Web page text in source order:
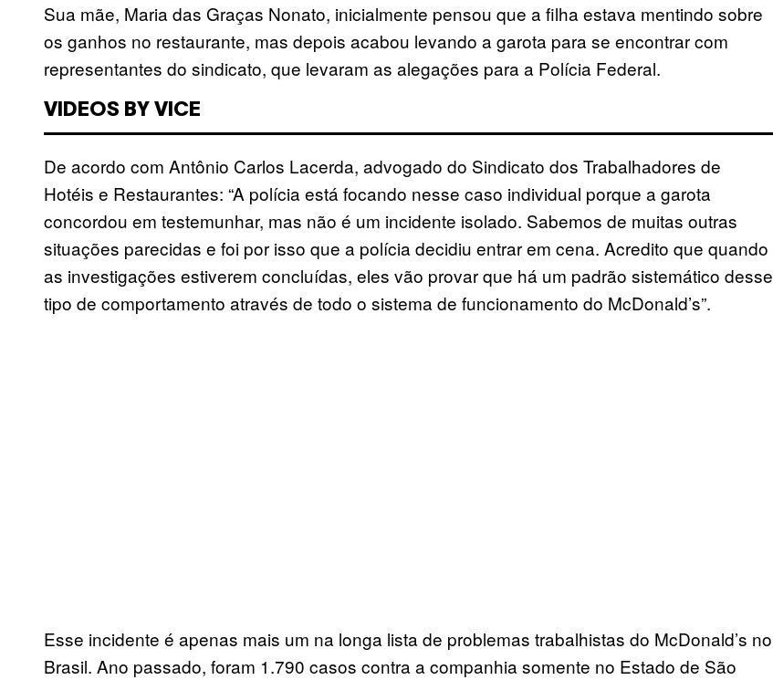
Sua mãe, Maria das Graças Nonato, inicialmente pensou que a filha estava mentindo sobre
os ganhos no restaurante, mas depois acabou levando a garota para se encontrar com
representantes do sindicato, que levaram as alegações para a Polícia Federal.
VIDEOS BY VICE
De acordo com Antônio Carlos Lacerda, advogado do Sindicato dos Trabalhadores de
Hotéis e Restaurantes: “A polícia está focando nesse caso individual porque a garota
concordou em testemunhar, mas não é um incidente isolado. Sabemos de muitas outras
situações parecidas e foi por isso que a polícia decidiu entrar em cena. Acredito que quando
as investigações estiverem concluídas, eles vão provar que há um padrão sistemático desse
tipo de comportamento através de todo o sistema de funcionamento do McDonald’s”.
Esse incidente é apenas mais um na longa lista de problemas trabalhistas do McDonald’s no
Brasil. Ano passado, foram 1.790 casos contra a companhia somente no Estado de São